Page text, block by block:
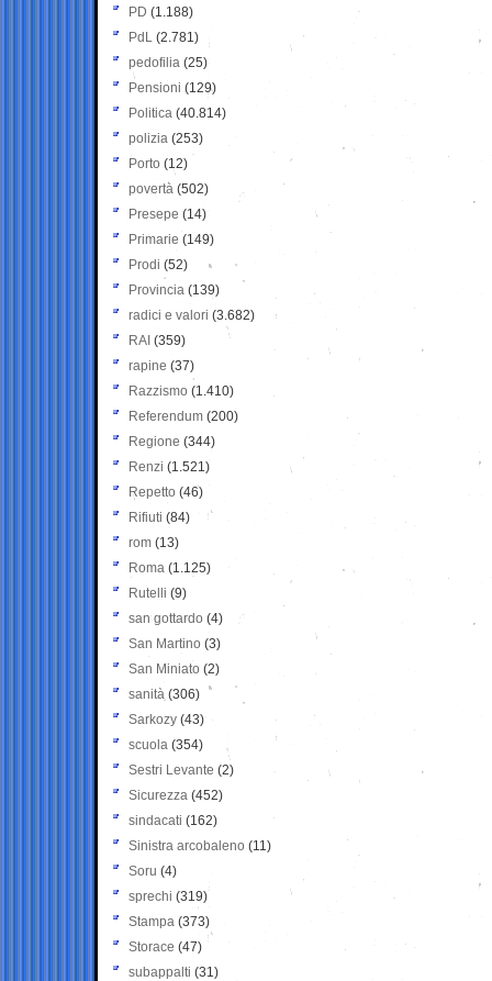
PD (1.188)
PdL (2.781)
pedofilia (25)
Pensioni (129)
Politica (40.814)
polizia (253)
Porto (12)
povertà (502)
Presepe (14)
Primarie (149)
Prodi (52)
Provincia (139)
radici e valori (3.682)
RAI (359)
rapine (37)
Razzismo (1.410)
Referendum (200)
Regione (344)
Renzi (1.521)
Repetto (46)
Rifiuti (84)
rom (13)
Roma (1.125)
Rutelli (9)
san gottardo (4)
San Martino (3)
San Miniato (2)
sanità (306)
Sarkozy (43)
scuola (354)
Sestri Levante (2)
Sicurezza (452)
sindacati (162)
Sinistra arcobaleno (11)
Soru (4)
sprechi (319)
Stampa (373)
Storace (47)
subappalti (31)